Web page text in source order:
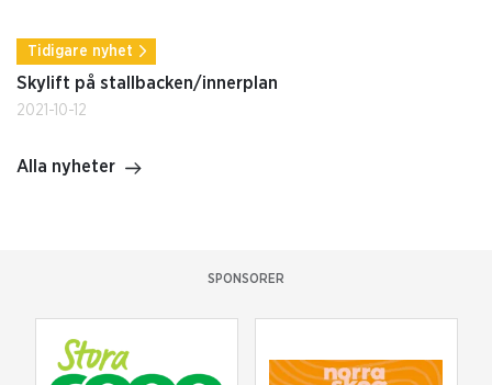
Tidigare nyhet
Skylift på stallbacken/innerplan
2021-10-12
Alla nyheter
SPONSORER